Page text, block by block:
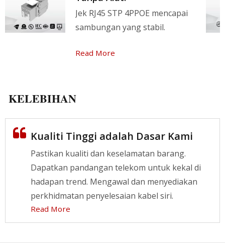
Jek RJ45 STP 4PPOE mencapai
sambungan yang stabil.
Read More
KELEBIHAN
Kualiti Tinggi adalah Dasar Kami
Pastikan kualiti dan keselamatan barang.
Dapatkan pandangan telekom untuk kekal di
hadapan trend. Mengawal dan menyediakan
perkhidmatan penyelesaian kabel siri.
Read More